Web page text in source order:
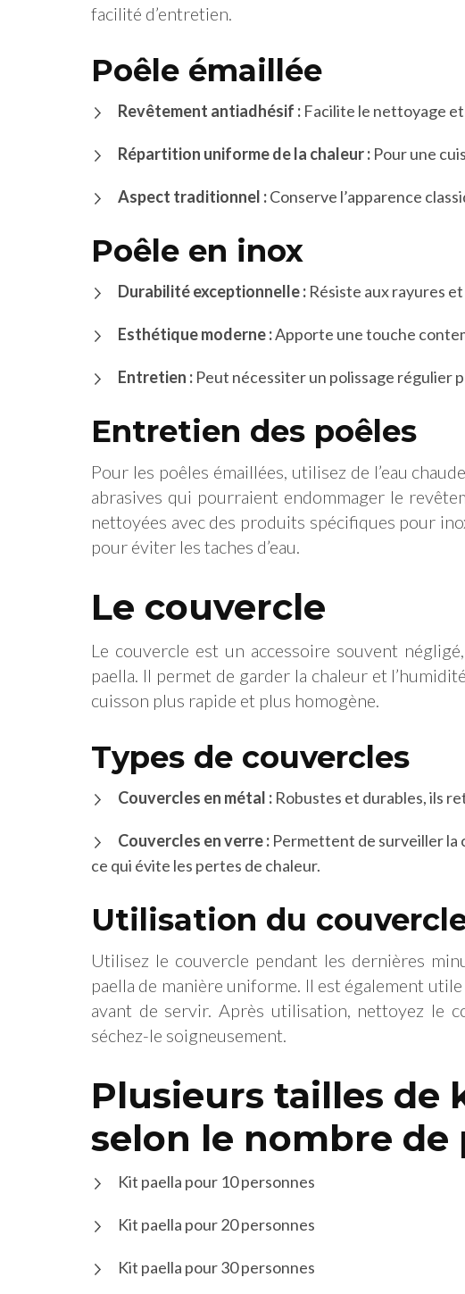
facilité d’entretien.
Poêle émaillée
Revêtement antiadhésif : Facilite le nettoyage
Répartition uniforme de la chaleur : Pour une
Aspect traditionnel :Conserve l’apparence
Poêle en inox
Durabilité exceptionnelle : Résiste aux rayures
Esthétique moderne :Apporte une touche
Entretien : Peut nécessiter un polissage régulier
Entretien des poêles
Pour les poêles émaillées, utilisez de l’eau
abrasives qui pourraient endommager le
nettoyées avec des produits spécifiques pour
pour éviter les taches d’eau.
Le couvercle
Le couvercle est un accessoire souvent
paella. Il permet de garder la chaleur et
cuisson plus rapide et plus homogène.
Types de couvercles
Couvercles en métal : Robustes et durables, ils
Couvercles en verre : Permettent de surveiller la
ce qui évite les pertes de chaleur.
Utilisation du
Utilisez le couvercle pendant les dernières
paella de manière uniforme. Il est également
avant de servir. Après utilisation, nettoyez le
séchez-le soigneusement.
Plusieurs tailles de
selon le nombre de
Kit paella pour 10 personnes
Kit paella pour 20 personnes
Kit paella pour 30 personnes